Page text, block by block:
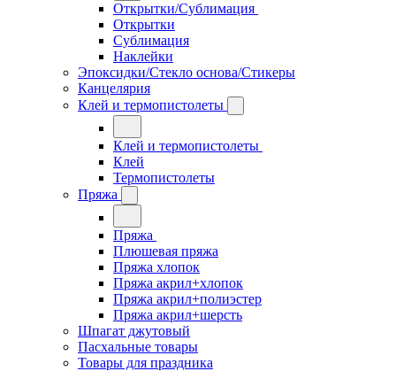
Открытки/Сублимация
Открытки
Сублимация
Наклейки
Эпоксидки/Стекло основа/Стикеры
Канцелярия
Клей и термопистолеты
Клей и термопистолеты
Клей
Термопистолеты
Пряжа
Пряжа
Плюшевая пряжа
Пряжа хлопок
Пряжа акрил+хлопок
Пряжа акрил+полиэстер
Пряжа акрил+шерсть
Шпагат джутовый
Пасхальные товары
Товары для праздника